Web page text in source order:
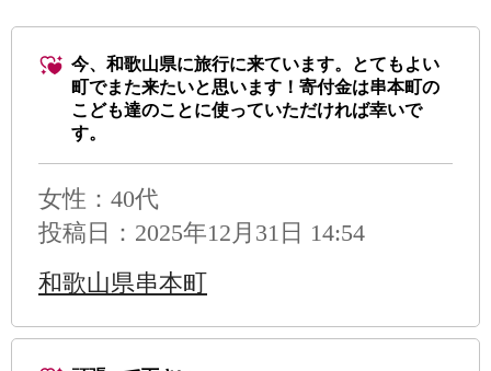
今、和歌山県に旅行に来ています。とてもよい
町でまた来たいと思います！寄付金は串本町の
こども達のことに使っていただければ幸いで
す。
女性：40代
投稿日：2025年12月31日 14:54
和歌山県串本町